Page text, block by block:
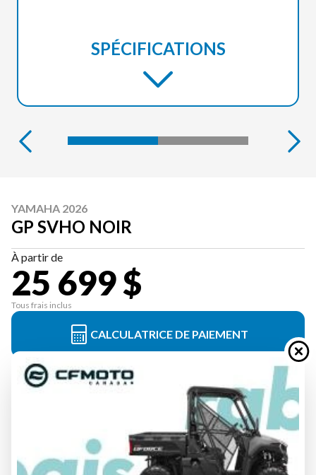
SPÉCIFICATIONS
YAMAHA 2026
GP SVHO NOIR
À partir de
25 699 $
Tous frais inclus
CALCULATRICE DE PAIEMENT